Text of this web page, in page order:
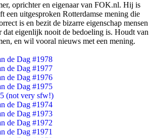
oprichter en eigenaar van FOK.nl. Hij is
een uitgesproken Rotterdamse mening die
is en bezit de bizarre eigenschap mensen
dat eigenlijk nooit de bedoeling is. Houdt van
en wil vooral nieuws met een mening.
de Dag #1978
de Dag #1977
de Dag #1976
de Dag #1975
(not very sfw!)
de Dag #1974
de Dag #1973
de Dag #1972
de Dag #1971